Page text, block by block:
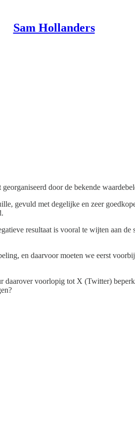
Sam Hollanders
georganiseerd door de bekende
gevuld met degelijke en zeer
resultaat is vooral te wijten aan
en daarvoor moeten we eerst
daarover voorlopig tot X (Twitter)